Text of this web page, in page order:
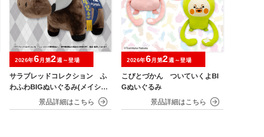
サラブレッドコレクション ふ
わふわBIGぬいぐるみ(メイショ
2026年6 月第2週～登場
こびとづかん ついていくよBI
Gぬいぐるみ
2026年6 月第2週～登場